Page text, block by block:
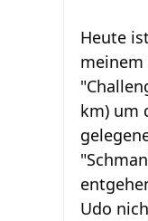
Heute
meinem
km) um
Udo